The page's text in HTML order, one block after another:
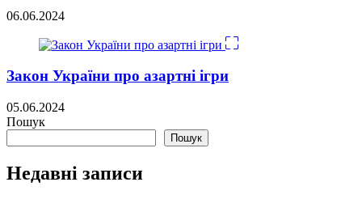
06.06.2024
Закон України про азартні ігри
05.06.2024
Пошук
Пошук
Недавні записи